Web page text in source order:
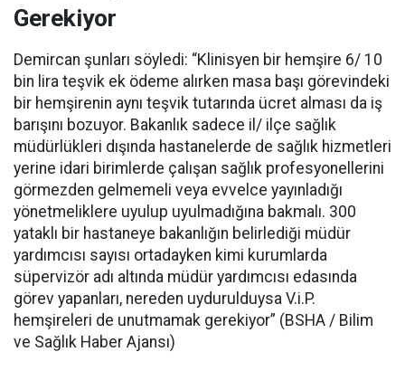
Gerekiyor
Demircan şunları söyledi: “Klinisyen bir hemşire 6/ 10
bin lira teşvik ek ödeme alırken masa başı görevindeki
bir hemşirenin aynı teşvik tutarında ücret alması da iş
barışını bozuyor. Bakanlık sadece il/ ilçe sağlık
müdürlükleri dışında hastanelerde de sağlık hizmetleri
yerine idari birimlerde çalışan sağlık profesyonellerini
görmezden gelmemeli veya evvelce yayınladığı
yönetmeliklere uyulup uyulmadığına bakmalı. 300
yataklı bir hastaneye bakanlığın belirlediği müdür
yardımcısı sayısı ortadayken kimi kurumlarda
süpervizör adı altında müdür yardımcısı edasında
görev yapanları, nereden uydurulduysa V.i.P.
hemşireleri de unutmamak gerekiyor” (BSHA / Bilim
ve Sağlık Haber Ajansı)